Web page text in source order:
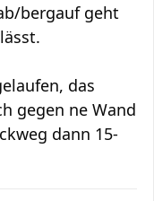
bergauf geht
das
gegen ne Wand
dann 15-